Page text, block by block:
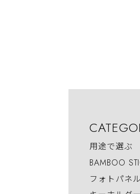
用途で選ぶ
BAMBOO
フォトパネ